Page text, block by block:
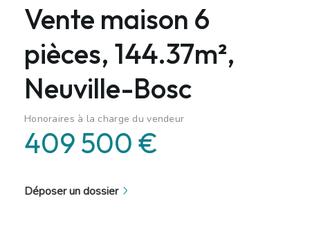
Vente maison 6
pièces, 144.37m²,
Neuville-Bosc
Honoraires à la charge du vendeur
409 500 €
Déposer un dossier